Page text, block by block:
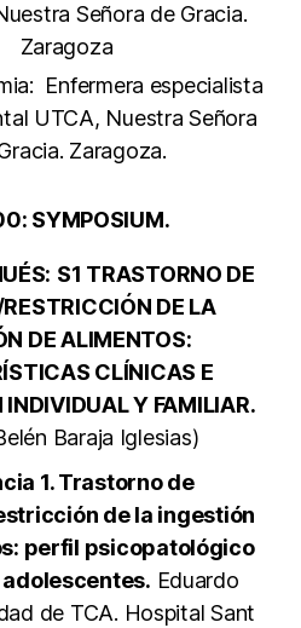
Señora de Gracia.
Zaragoza
Enfermera especialista
UTCA, Nuestra Señora
Zaragoza.
SYMPOSIUM.
S1 TRASTORNO DE
DE LA
DE ALIMENTOS:
CLÍNICAS E
Y FAMILIAR.
Baraja Iglesias)
1. Trastorno de
de la ingestión
perfil psicopatológico
adolescentes. Eduardo
de TCA. Hospital Sant